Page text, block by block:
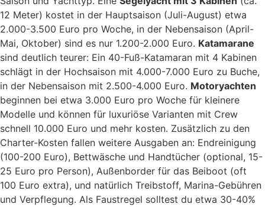
12 Meter) kostet in der Hauptsaison (Juli-August) etwa
2.000-3.500 Euro pro Woche, in der Nebensaison (April-
Mai, Oktober) sind es nur 1.200-2.000 Euro. Katamarane
sind deutlich teurer: Ein 40-Fuß-Katamaran mit 4 Kabinen
schlägt in der Hochsaison mit 4.000-7.000 Euro zu Buche,
in der Nebensaison mit 2.500-4.000 Euro. Motoryachten
beginnen bei etwa 3.000 Euro pro Woche für kleinere
Modelle und können für luxuriöse Varianten mit Crew
schnell 10.000 Euro und mehr kosten. Zusätzlich zu den
Charter-Kosten fallen weitere Ausgaben an: Endreinigung
(100-200 Euro), Bettwäsche und Handtücher (optional, 15-
25 Euro pro Person), Außenborder für das Beiboot (oft
100 Euro extra), und natürlich Treibstoff, Marina-Gebühren
und Verpflegung. Als Faustregel solltest du etwa 30-40%